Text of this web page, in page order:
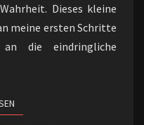
Dieses kleine
meine ersten Schritte
die eindringliche
WEITERLESEN